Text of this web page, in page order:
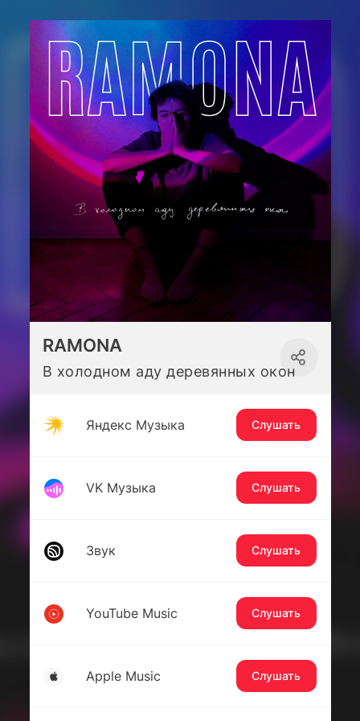
RAMONA
В холодном аду деревянных окон
Яндекс Музыка Слушать
VK Музыка Слушать
Звук Слушать
YouTube Music Слушать
Apple Music Слушать